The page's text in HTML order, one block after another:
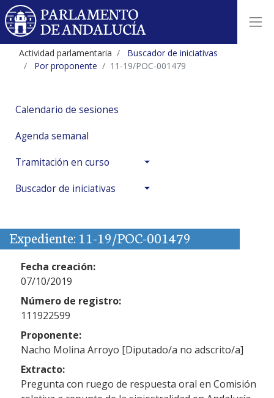
Actividad parlamentaria
Buscador de iniciativas
Por proponente
11-19/POC-001479
Calendario de sesiones
Agenda semanal
Tramitación en curso
Buscador de iniciativas
Expediente: 11-19/POC-001479
Fecha creación:
07/10/2019
Número de registro:
111922599
Proponente:
Nacho Molina Arroyo [Diputado/a no adscrito/a]
Extracto:
Pregunta con ruego de respuesta oral en Comisión